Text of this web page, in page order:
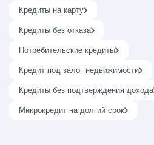
Кредиты на карту
Кредиты без отказа
Потребительские кредиты
Кредит под залог недвижимости
Кредиты без подтверждения дохода
Микрокредит на долгий срок